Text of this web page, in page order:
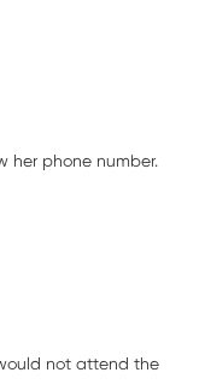
her phone number.
would not attend the